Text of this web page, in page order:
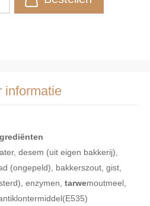
informatie
desem (uit eigen bakkerij),
(ongepeld), bakkerszout, gist,
enzymen, tarwemoutmeel,